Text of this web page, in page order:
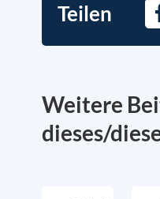
Teilen
Weitere
dieses/